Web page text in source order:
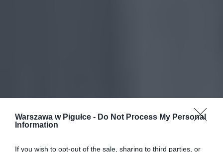
Warszawa w Pigułce - Do Not Process My Personal
Information
If you wish to opt-out of the sale, sharing to third parties, or